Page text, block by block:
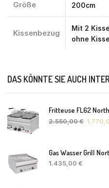
Größe
200cm
Kissenbezug
Mit 2
ohne
DAS KÖNNTE SIE AUCH
2.550,00€
Gas Wasser Grill
1.435,00 €